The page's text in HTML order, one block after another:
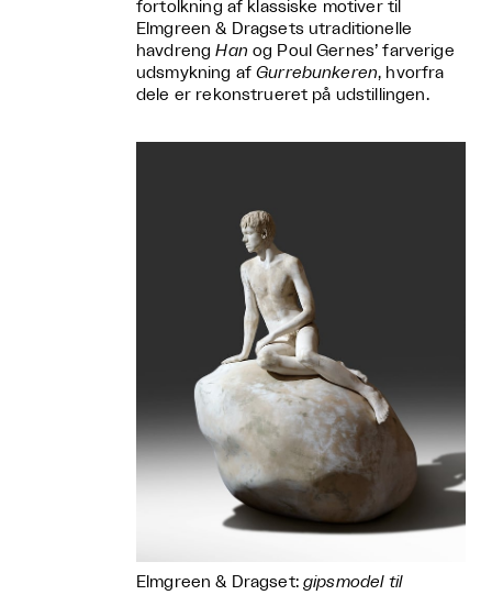
fortolkning af klassiske motiver til
Elmgreen & Dragsets utraditionelle
havdrengHan og Poul Gernes’ farverige
udsmykning afGurrebunkeren, hvorfra
dele er rekonstrueret på udstillingen.
Elmgreen & Dragset: gipsmodel til